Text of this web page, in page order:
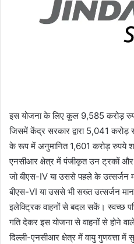
इस योजना के लिए कुल 9,585 करोड़
जिसमें केंद्र सरकार द्वारा 5,041 करोड़
के रूप में अनुमानित 1,601 करोड़ रुपये
एनसीआर क्षेत्र में पंजीकृत उन ट्रकों और
जो बीएस-IV या उससे पहले के उत्सर्जन
बीएस-VI या उससे भी सख्त उत्सर्जन
इलेक्ट्रिक वाहनों से बदल सकें। स्वच्छ
गति देकर इस योजना से वाहनों से होने
दिल्ली-एनसीआर क्षेत्र में वायु गुणवत्ता में